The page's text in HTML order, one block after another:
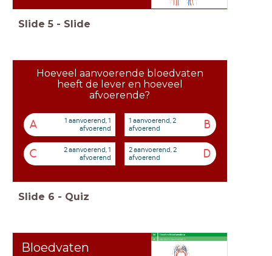
Slide 5 - Slide
Hoeveel aanvoerende bloedvaten
heeft de lever en hoeveel
afvoerende?
A
1 aanvoerend, 1
afvoerend
B
1 aanvoerend, 2
afvoerend
C
2 aanvoerend, 1
afvoerend
D
2 aanvoerend, 2
afvoerend
Slide 6 - Quiz
Bloedvaten